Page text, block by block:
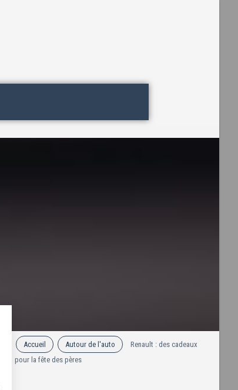
Accueil Autour de l'auto
Renault : des cadeaux
pour la fête des pères